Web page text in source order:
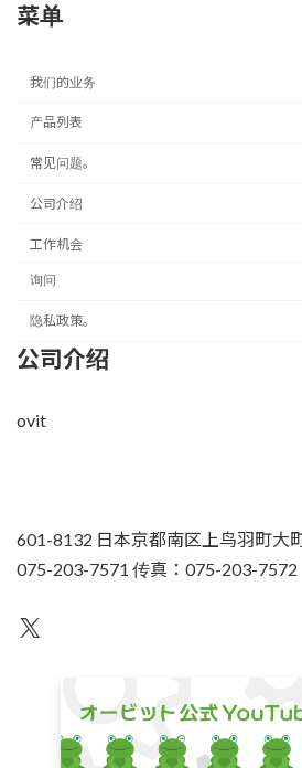
菜单
我们的业务
产品列表
常见问题。
公司介绍
工作机会
询问
隐私政策。
公司介绍
ovit
601-8132 日本京都南区上鸟羽町大
075-203-7571 传真：075-203-7572
不为人知